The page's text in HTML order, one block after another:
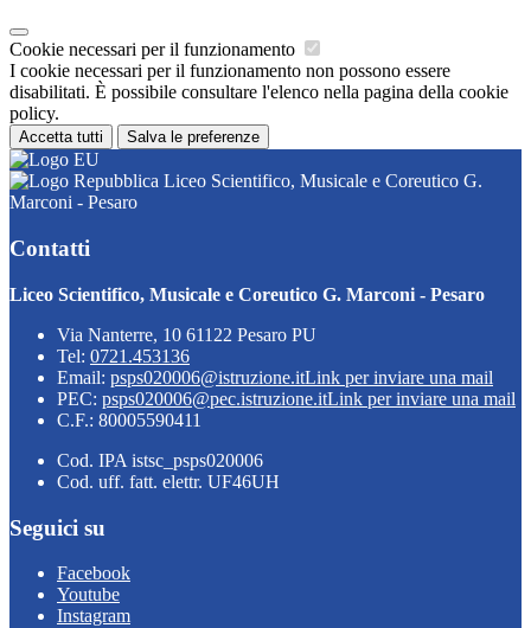
Cookie necessari per il funzionamento
I cookie necessari per il funzionamento non possono essere
disabilitati. È possibile consultare l'elenco nella pagina della cookie
policy.
Accetta tutti Salva le preferenze
Liceo Scientifico, Musicale e Coreutico G.
Marconi - Pesaro
Contatti
Liceo Scientifico, Musicale e Coreutico G. Marconi - Pesaro
Via Nanterre, 10 61122 Pesaro PU
Tel: 0721.453136
Email: psps020006@istruzione.itLink per inviare una mail
PEC: psps020006@pec.istruzione.itLink per inviare una mail
C.F.: 80005590411
Cod. IPA istsc_psps020006
Cod. uff. fatt. elettr. UF46UH
Seguici su
Facebook
Youtube
Instagram